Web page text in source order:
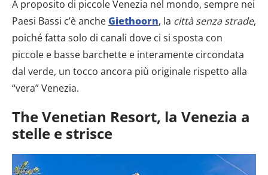
A proposito di piccole Venezia nel mondo, sempre nei
Paesi Bassi c’è ancheGiethoorn, la città senza strade,
poiché fatta solo di canali dove ci si sposta con
piccole e basse barchette e interamente circondata
dal verde, un tocco ancora più originale rispetto alla
“vera” Venezia.
The Venetian Resort, la Venezia a
stelle e strisce